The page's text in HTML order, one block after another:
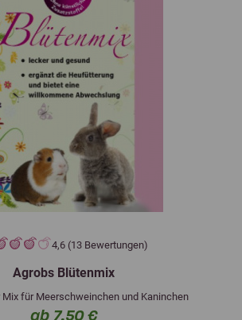
4,6 (13 Bewertungen)
Agrobs Blütenmix
für Meerschweinchen und Kaninchen
ab 7,50 €